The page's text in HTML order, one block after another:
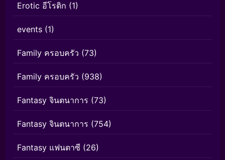
Erotic อีโรติก (1)
events (1)
Family ครอบครัว (73)
Family ครอบครัว (938)
Fantasy จินตนาการ (73)
Fantasy จินตนาการ (754)
Fantasy แฟนตาซี (26)